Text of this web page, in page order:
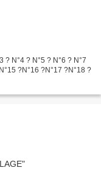
? N°4 ? N°5 ? N°6 ? N°7
?N°16 ?N°17 ?N°18 ?